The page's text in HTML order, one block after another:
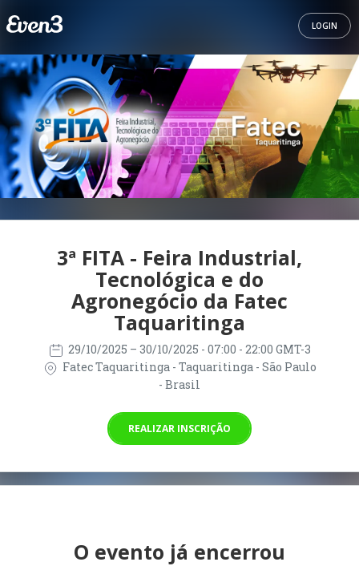
LOGIN
3ª FITA - Feira Industrial,
Tecnológica e do
Agronegócio da Fatec
Taquaritinga
29/10/2025 – 30/10/2025 - 07:00 - 22:00 GMT-3
Fatec Taquaritinga - Taquaritinga - São Paulo
- Brasil
REALIZAR INSCRIÇÃO
O evento já encerrou